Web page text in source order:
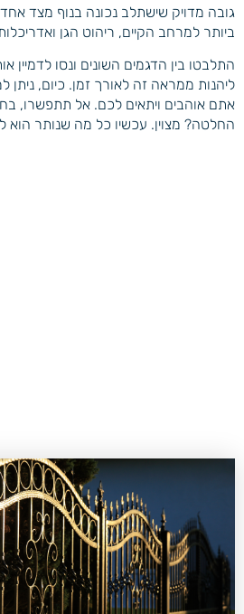
גובה מדויק שישתלב נכונה בנוף מצד
ביותר למרחב הקיים, ריהוט הגן
התלבטו בין הדגמים השונים ונסו
ליהנות ממראה זה לאורך זמן. כיום, ניתן
אתם אוהבים ויתאים לכם. אל תתפשרו,
החלטה? מצוין. עכשיו כל מה שנותר הוא